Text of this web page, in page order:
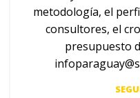
metodología, el
consultores, el
presupuesto